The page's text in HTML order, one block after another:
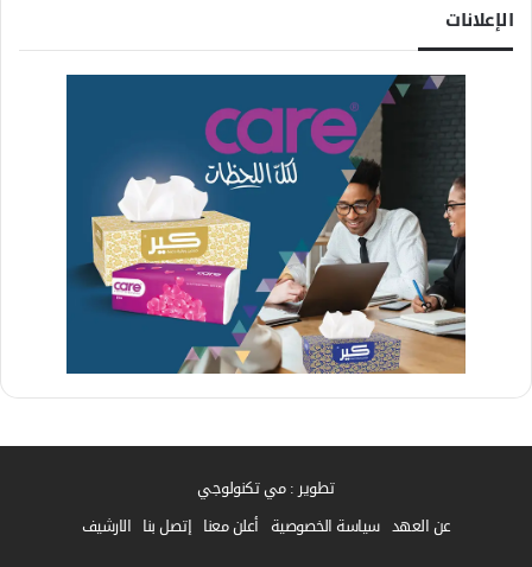
الإعلانات
تطوير : مي تكنولوجي
عن العهد سياسة الخصوصية أعلن معنا إتصل بنا الارشيف